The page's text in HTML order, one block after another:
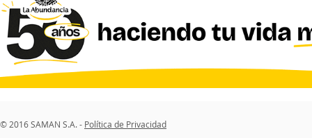
© 2016 SAMAN S.A. - Política de Privacidad